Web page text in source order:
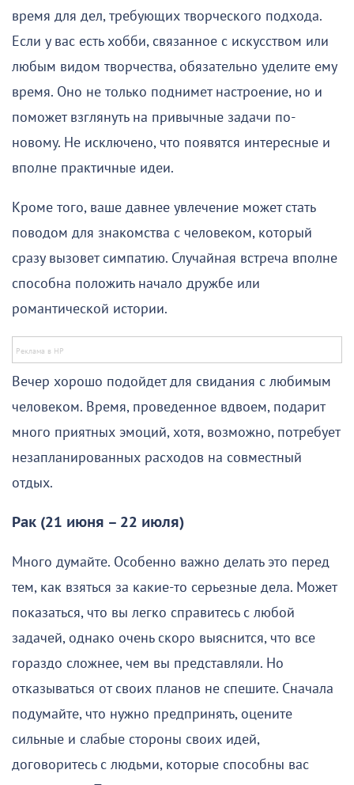
время для дел, требующих творческого подхода.
Если у вас есть хобби, связанное с искусством или
любым видом творчества, обязательно уделите ему
время. Оно не только поднимет настроение, но и
поможет взглянуть на привычные задачи по-
новому. Не исключено, что появятся интересные и
вполне практичные идеи.
Кроме того, ваше давнее увлечение может стать
поводом для знакомства с человеком, который
сразу вызовет симпатию. Случайная встреча вполне
способна положить начало дружбе или
романтической истории.
Вечер хорошо подойдет для свидания с любимым
человеком. Время, проведенное вдвоем, подарит
много приятных эмоций, хотя, возможно, потребует
незапланированных расходов на совместный
отдых.
Рак (21 июня – 22 июля)
Много думайте. Особенно важно делать это перед
тем, как взяться за какие-то серьезные дела. Может
показаться, что вы легко справитесь с любой
задачей, однако очень скоро выяснится, что все
гораздо сложнее, чем вы представляли. Но
отказываться от своих планов не спешите. Сначала
подумайте, что нужно предпринять, оцените
сильные и слабые стороны своих идей,
договоритесь с людьми, которые способны вас